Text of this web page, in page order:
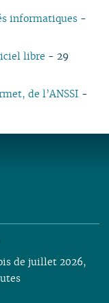
informatiques-
libre - 29
de l’ANSSI -
de juillet 2026,